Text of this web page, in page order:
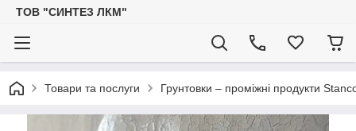
ТОВ "СИНТЕЗ ЛКМ"
Товари та послуги Грунтовки – проміжні продукти